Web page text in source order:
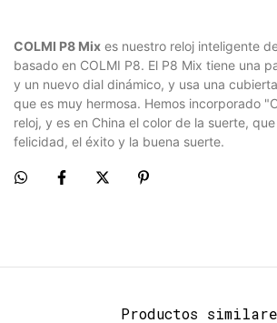
COLMI P8 Mix es nuestro reloj inteligente
basado en COLMI P8. El P8 Mix tiene una
y un nuevo dial dinámico, y usa una
que es muy hermosa. Hemos incorporado
reloj, y es en China el color de la suerte,
felicidad, el éxito y la buena suerte.
Productos